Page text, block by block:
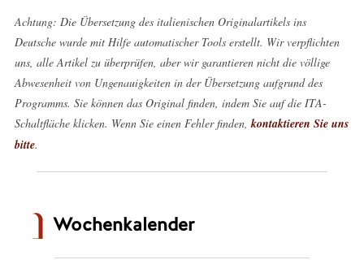
Achtung: Die Übersetzung des italienischen Originalartikels ins
Deutsche wurde mit Hilfe automatischer Tools erstellt. Wir verpflichten
uns, alle Artikel zu überprüfen, aber wir garantieren nicht die völlige
Abwesenheit von Ungenauigkeiten in der Übersetzung aufgrund des
Programms. Sie können das Original finden, indem Sie auf die ITA-
Schaltfläche klicken. Wenn Sie einen Fehler finden, kontaktieren Sie uns
bitte.
Wochenkalender